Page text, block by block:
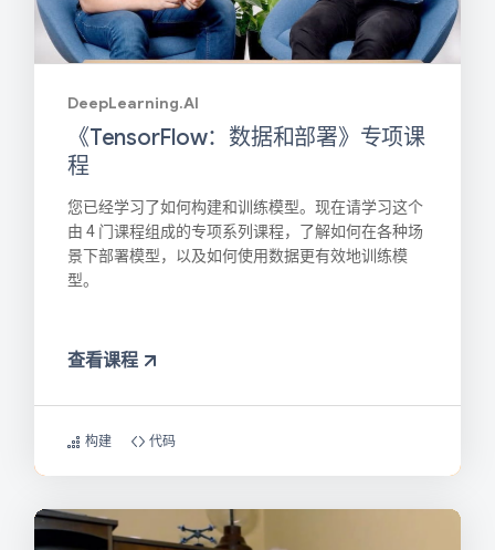
DeepLearning.AI
《TensorFlow：数据和部署》专项课
程
您已经学习了如何构建和训练模型。现在请学习这个
由 4 门课程组成的专项系列课程，了解如何在各种场
景下部署模型，以及如何使用数据更有效地训练模
型。
查看课程
构建 代码